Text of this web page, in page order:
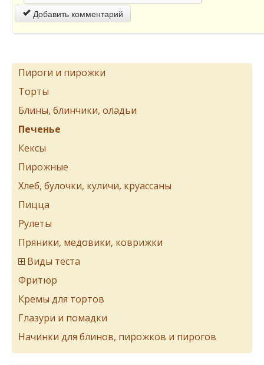
Добавить комментарий
Пироги и пирожки
Торты
Блины, блинчики, оладьи
Печенье
Кексы
Пирожные
Хлеб, булочки, куличи, круассаны
Пицца
Рулеты
Пряники, медовики, коврижки
Виды теста
Фритюр
Кремы для тортов
Глазури и помадки
Начинки для блинов, пирожков и пирогов